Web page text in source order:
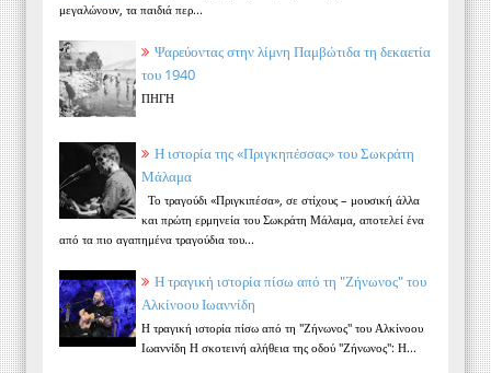
μεγαλώνουν, τα παιδιά περ...
Ψαρεύοντας στην λίμνη Παμβώτιδα τη δεκαετία
του 1940
ΠΗΓΗ
Η ιστορία της «Πριγκηπέσσας» του Σωκράτη
Μάλαμα
Το τραγούδι «Πριγκιπέσα», σε στίχους – μουσική άλλα
και πρώτη ερμηνεία του Σωκράτη Μάλαμα, αποτελεί ένα
από τα πιο αγαπημένα τραγούδια του...
Η τραγική ιστορία πίσω από τη "Ζήνωνος" του
Αλκίνοου Ιωαννίδη
Η τραγική ιστορία πίσω από τη "Ζήνωνος" του Αλκίνοου
Ιωαννίδη Η σκοτεινή αλήθεια της οδού "Ζήνωνος": Η...